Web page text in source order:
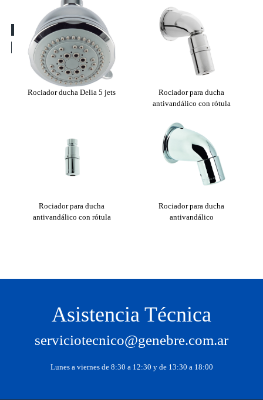
Rociador ducha Delia 5 jets
Rociador para ducha
antivandálico con rótula
Rociador para ducha
antivandálico con rótula
Rociador para ducha
antivandálico
Asistencia Técnica
serviciotecnico@genebre.com.ar
Lunes a viernes de 8:30 a 12:30 y de 13:30 a 18:00